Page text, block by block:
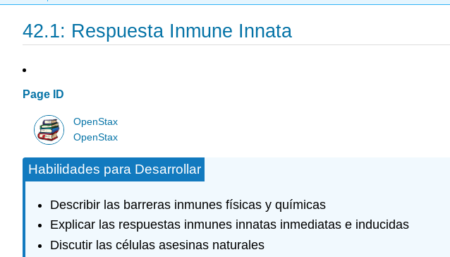
42.1: Respuesta Inmune Innata
Page ID
OpenStax
OpenStax
Habilidades para Desarrollar
Describir las barreras inmunes físicas y químicas
Explicar las respuestas inmunes innatas inmediatas e inducidas
Discutir las células asesinas naturales